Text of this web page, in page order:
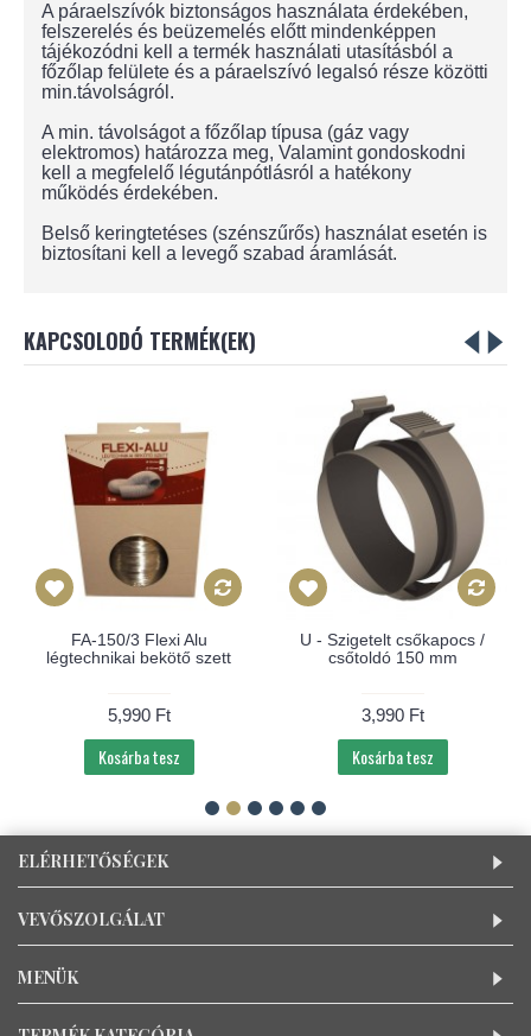
A páraelszívók biztonságos használata érdekében,
felszerelés és beüzemelés előtt mindenképpen
tájékozódni kell a termék használati utasításból a
főzőlap felülete és a páraelszívó legalsó része közötti
min.távolságról.
A min. távolságot a főzőlap típusa (gáz vagy
elektromos) határozza meg, Valamint gondoskodni
kell a megfelelő légutánpótlásról a hatékony
működés érdekében.
Belső keringtetéses (szénszűrős) használat esetén is
biztosítani kell a levegő szabad áramlását.
KAPCSOLODÓ TERMÉK(EK)
FA-150/3 Flexi Alu
légtechnikai bekötő szett
5,990 Ft
Kosárba tesz
U - Szigetelt csőkapocs /
csőtoldó 150 mm
3,990 Ft
Kosárba tesz
ELÉRHETŐSÉGEK
VEVŐSZOLGÁLAT
MENÜK